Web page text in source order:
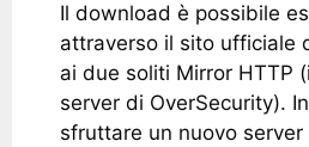
Il download è possibile
attraverso il sito ufficiale
ai due soliti Mirror HTTP
server di OverSecurity).
sfruttare un nuovo server